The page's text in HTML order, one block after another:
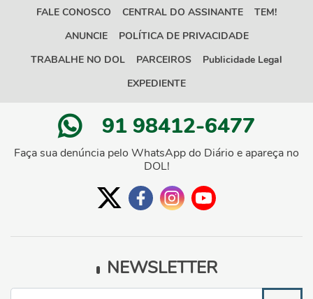
FALE CONOSCO CENTRAL DO ASSINANTE
TEM!
ANUNCIE
POLÍTICA DE PRIVACIDADE
TRABALHE NO DOL
PARCEIROS
Publicidade Legal
EXPEDIENTE
91 98412-6477
Faça sua denúncia pelo WhatsApp do Diário e apareça no
DOL!
NEWSLETTER